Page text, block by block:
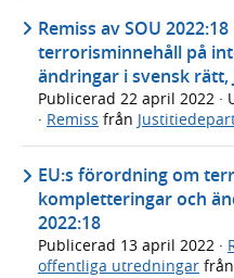
Remiss av SOU
terrorisminnehåll på
ändringar i svensk rätt,
Publicerad 22 april 2022 ·
· Remiss från
EU:s förordning om
kompletteringar och
2022:18
Publicerad 13 april 2022 ·
offentliga utredningar från